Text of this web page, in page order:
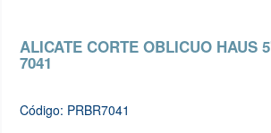
ALICATE CORTE OBLICUO HAUS
7041
Código: PRBR7041